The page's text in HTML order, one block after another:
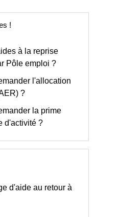
!
à la reprise
Pôle emploi ?
l'allocation
?
la prime
d'activité ?
d'aide au retour à